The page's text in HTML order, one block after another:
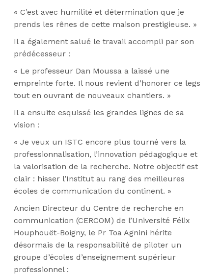
« C’est avec humilité et détermination que je
prends les rênes de cette maison prestigieuse. »
Il a également salué le travail accompli par son
prédécesseur :
« Le professeur Dan Moussa a laissé une
empreinte forte. Il nous revient d’honorer ce legs
tout en ouvrant de nouveaux chantiers. »
Il a ensuite esquissé les grandes lignes de sa
vision :
« Je veux un ISTC encore plus tourné vers la
professionnalisation, l’innovation pédagogique et
la valorisation de la recherche. Notre objectif est
clair : hisser l’Institut au rang des meilleures
écoles de communication du continent. »
Ancien Directeur du Centre de recherche en
communication (CERCOM) de l’Université Félix
Houphouët-Boigny, le Pr Toa Agnini hérite
désormais de la responsabilité de piloter un
groupe d’écoles d’enseignement supérieur
professionnel :